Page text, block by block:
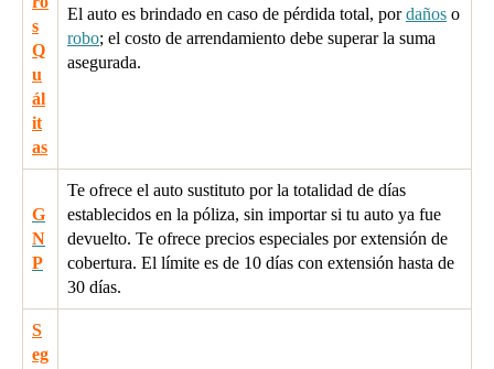
s
Q
u
ál
it
as
El auto es brindado en caso de pérdida total, pordaños o
robo; el costo de arrendamiento debe superar la suma
asegurada.
G
N
P
Te ofrece el auto sustituto por la totalidad de días
establecidos en la póliza, sin importar si tu auto ya fue
devuelto. Te ofrece precios especiales por extensión de
cobertura. El límite es de 10 días con extensión hasta de
30 días.
S
eg